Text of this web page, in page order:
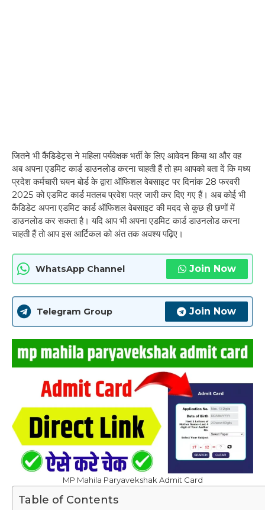
जितने भी कैंडिडेट्स ने महिला पर्यवेक्षक भर्ती के लिए आवेदन किया था और वह
अब अपना एडमिट कार्ड डाउनलोड करना चाहती हैं तो हम आपको बता दें कि मध्य
प्रदेश कर्मचारी चयन बोर्ड के द्वारा ऑफिशल वेबसाइट पर दिनांक 28 फरवरी
2025 को एडमिट कार्ड मतलब प्रवेश पत्र जारी कर दिए गए हैं। अब कोई भी
कैंडिडेट अपना एडमिट कार्ड ऑफिशल वेबसाइट की मदद से कुछ ही छणों में
डाउनलोड कर सकता है। यदि आप भी अपना एडमिट कार्ड डाउनलोड करना
चाहती हैं तो आप इस आर्टिकल को अंत तक अवश्य पढ़िए।
WhatsApp Channel Join Now
Telegram Group Join Now
MP Mahila Paryavekshak Admit Card
Table of Contents